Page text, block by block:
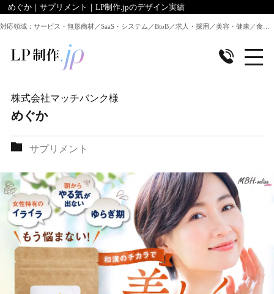
めぐか｜サプリメント｜LP制作.jpのデザイン実績
株式会社マッチバンク様
めぐか
サプリメント